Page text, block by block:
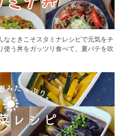
なときこそスタミナレシピで元気をチ
使う丼をガッツリ食べて、夏バテを吹